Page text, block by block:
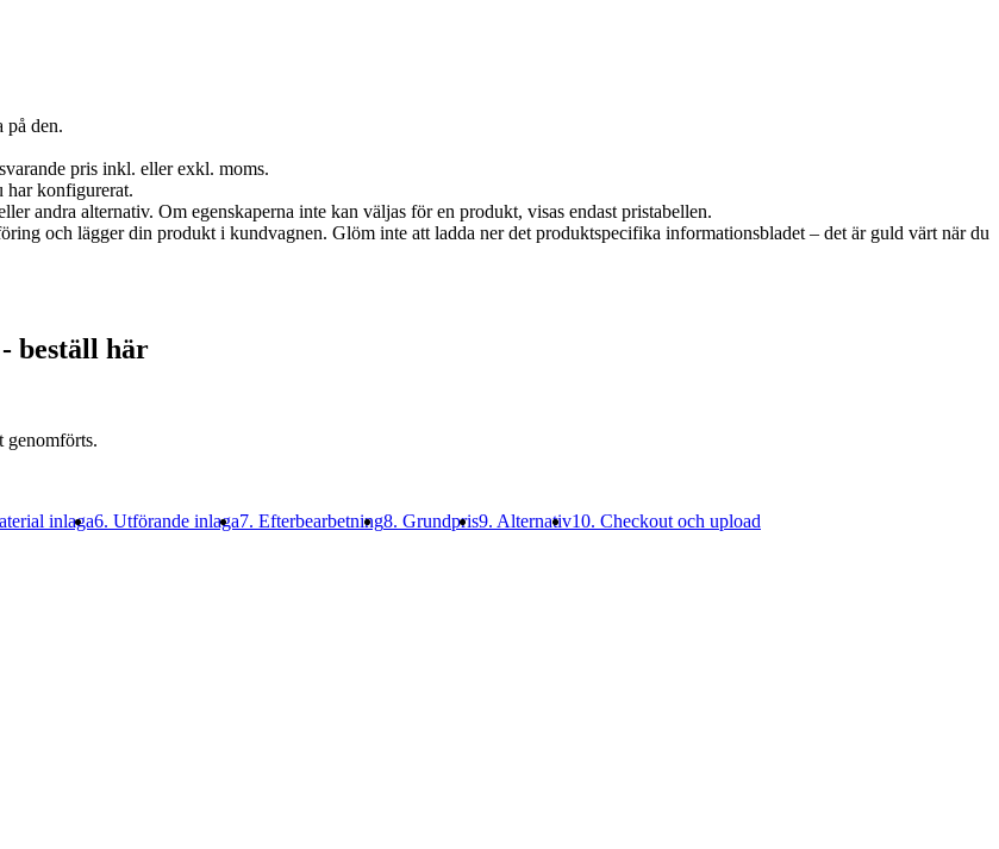
på den.
pris inkl. eller exkl. moms.
har konfigurerat.
andra alternativ. Om egenskaperna inte kan väljas för en produkt, visas endast pristabellen.
och lägger din produkt i kundvagnen. Glöm inte att ladda ner det produktspecifika informationsbladet – det är guld värt när du
- beställ här
genomförts.
inlaga6. Utförande inlaga7. Efterbearbetning8. Grundpris9. Alternativ10. Checkout och upload